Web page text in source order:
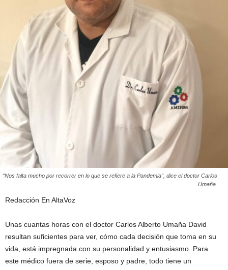
“Nos falta mucho por recorrer en lo que se refiere a la Pandemia”, dice el doctor Carlos
Umaña.
Redacción En AltaVoz
Unas cuantas horas con el doctor Carlos Alberto Umaña David
resultan suficientes para ver, cómo cada decisión que toma en su
vida, está impregnada con su personalidad y entusiasmo. Para
este médico fuera de serie, esposo y padre, todo tiene un